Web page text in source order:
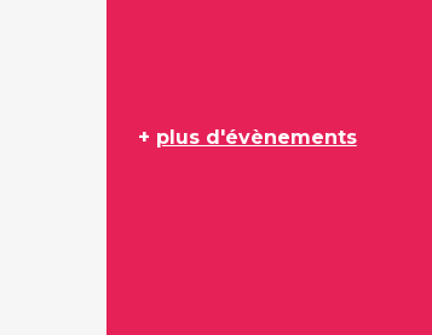
+ plus d'évènements